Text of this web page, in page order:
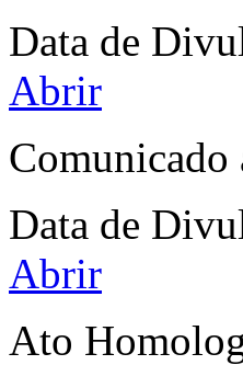
Data de
Abrir
Comunicado
Data de
Abrir
Ato